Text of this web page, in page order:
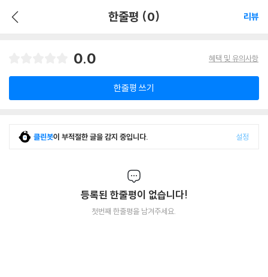
한줄평 (0) 리뷰
0.0 혜택 및 유의사항
한줄평 쓰기
클린봇이 부적절한 글을 감지 중입니다. 설정
등록된 한줄평이 없습니다!
첫번째 한줄평을 남겨주세요.